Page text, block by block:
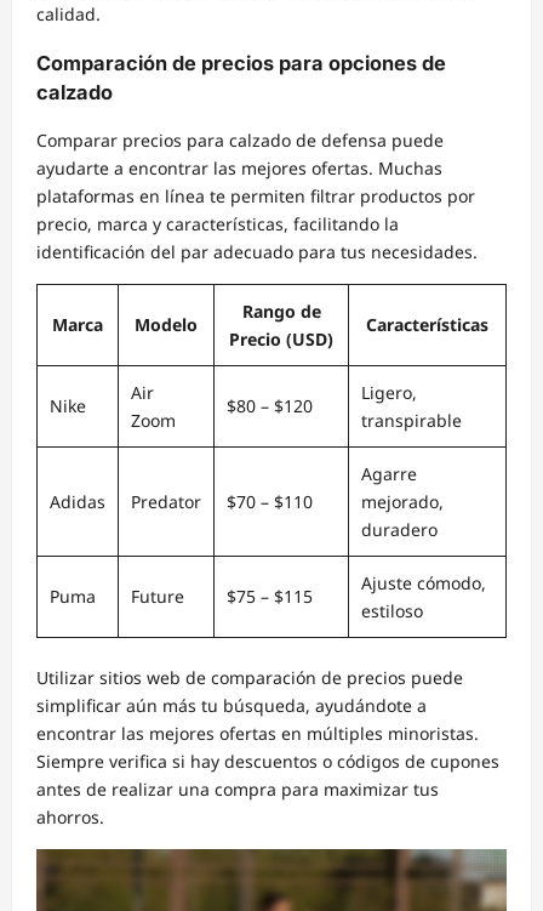
calidad.
Comparación de precios para opciones de
calzado
Comparar precios para calzado de defensa puede
ayudarte a encontrar las mejores ofertas. Muchas
plataformas en línea te permiten filtrar productos por
precio, marca y características, facilitando la
identificación del par adecuado para tus necesidades.
Marca Modelo
Rango de
Precio (USD)
Características
Nike
Air
Zoom
$80 – $120
Ligero,
transpirable
Adidas Predator $70 – $110
Agarre
mejorado,
duradero
Puma Future $75 – $115
Ajuste cómodo,
estiloso
Utilizar sitios web de comparación de precios puede
simplificar aún más tu búsqueda, ayudándote a
encontrar las mejores ofertas en múltiples minoristas.
Siempre verifica si hay descuentos o códigos de cupones
antes de realizar una compra para maximizar tus
ahorros.